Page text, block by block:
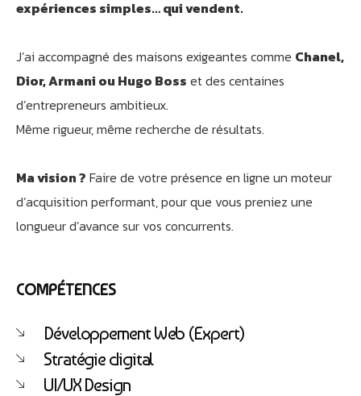
expériences simples… qui vendent.
J’ai accompagné des maisons exigeantes comme Chanel,
Dior, Armani ou Hugo Boss et des centaines
d’entrepreneurs ambitieux.
Même rigueur, même recherche de résultats.
Ma vision ? Faire de votre présence en ligne un moteur
d’acquisition performant, pour que vous preniez une
longueur d’avance sur vos concurrents.
COMPÉTENCES
Développement Web (Expert)
Stratégie digital
UI/UX Design
Athobot
Bienvenue chez Athorus Digital
Je vous oriente vers la meilleure solution pour votre
projet.
Dites-moi votre objectif ou choisissez un raccourci ci-
dessous :